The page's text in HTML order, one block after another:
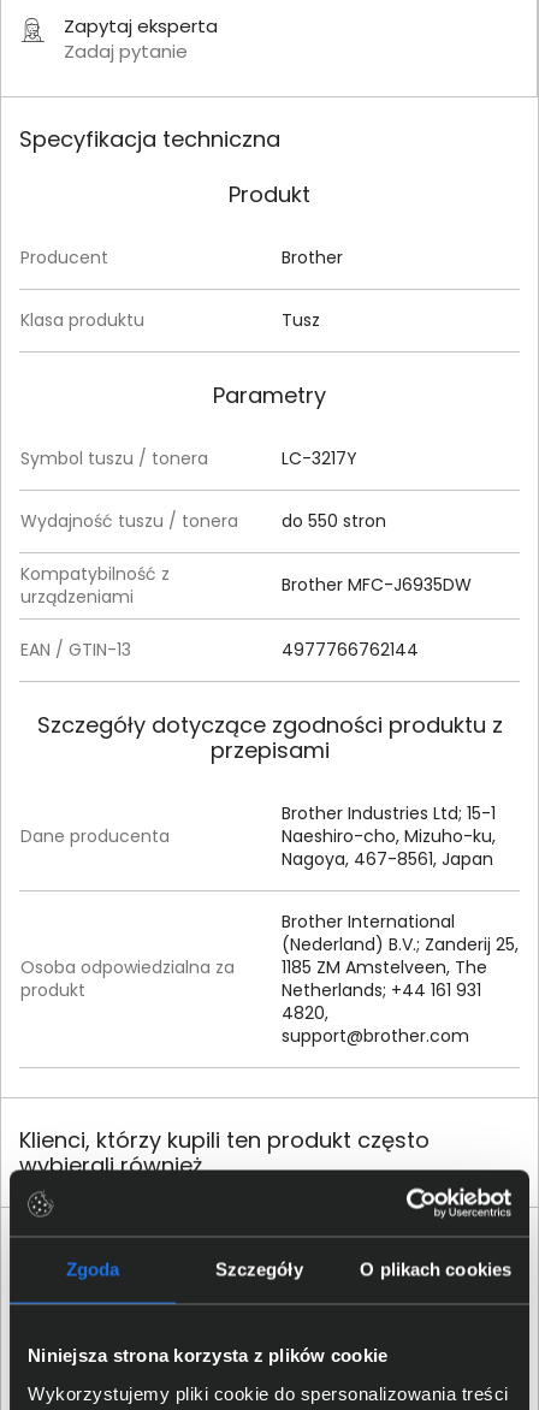
Zgoda Szczegóły O plikach cookies
Niniejsza strona korzysta z plików cookie
Wykorzystujemy pliki cookie do spersonalizowania treści
Zapytaj eksperta
Zadaj pytanie
Specyfikacja techniczna
Produkt
Producent Brother
Klasa produktu Tusz
Parametry
Symbol tuszu / tonera LC-3217Y
Wydajność tuszu / tonera do 550 stron
Kompatybilność z
urządzeniami
Brother MFC-J6935DW
EAN / GTIN-13 4977766762144
Szczegóły dotyczące zgodności produktu z
przepisami
Dane producenta
Brother Industries Ltd; 15-1
Naeshiro-cho, Mizuho-ku,
Nagoya, 467-8561, Japan
Osoba odpowiedzialna za
produkt
Brother International
(Nederland) B.V.; Zanderij 25,
1185 ZM Amstelveen, The
Netherlands; +44 161 931
4820,
support@brother.com
Klienci, którzy kupili ten produkt często
wybierali również
Tusz Brother LC-3217M purpurowy